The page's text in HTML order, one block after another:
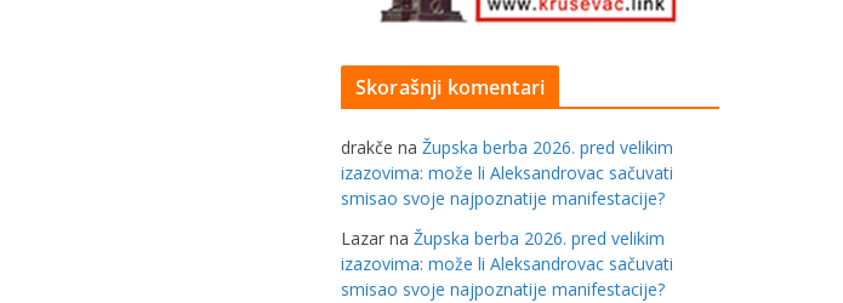
Skorašnji komentari
drakče na Župska berba 2026. pred velikim
izazovima: može li Aleksandrovac sačuvati
smisao svoje najpoznatije manifestacije?
Lazar na Župska berba 2026. pred velikim
izazovima: može li Aleksandrovac sačuvati
smisao svoje najpoznatije manifestacije?